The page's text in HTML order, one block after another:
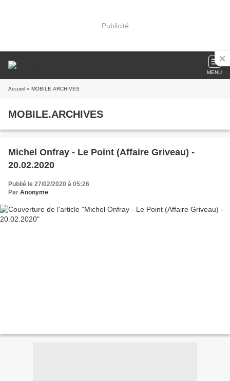
Publicité
MENU
Accueil » MOBILE.ARCHIVES
MOBILE.ARCHIVES
Michel Onfray - Le Point (Affaire Griveau) -
20.02.2020
Publié le 27/02/2020 à 05:26
Par Anonyme